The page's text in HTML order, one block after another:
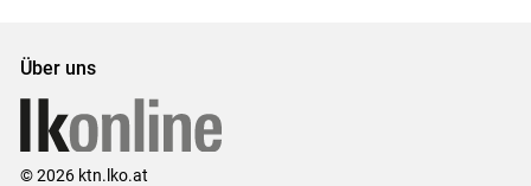
Über uns
© 2026 ktn.lko.at